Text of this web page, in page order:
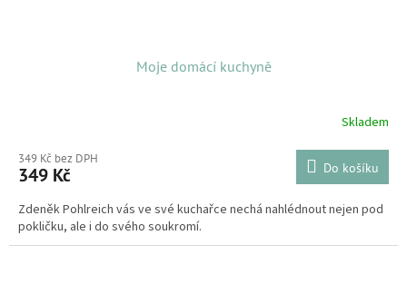
Moje domácí kuchyně
Skladem
349 Kč bez DPH
349 Kč Do košíku
Zdeněk Pohlreich vás ve své kuchařce nechá nahlédnout nejen pod
pokličku, ale i do svého soukromí.